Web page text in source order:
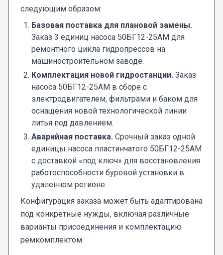
следующим образом:
Базовая поставка для плановой замены.
Заказ 3 единиц насоса 50БГ12-25АМ для
ремонтного цикла гидропрессов на
машиностроительном заводе.
Комплектация новой гидростанции. Заказ
насоса 50БГ12-25АМ в сборе с
электродвигателем, фильтрами и баком для
оснащения новой технологической линии
литья под давлением.
Аварийная поставка. Срочный заказ одной
единицы насоса пластинчатого 50БГ12-25АМ
с доставкой «под ключ» для восстановления
работоспособности буровой установки в
удаленном регионе.
Конфигурация заказа может быть адаптирована
под конкретные нужды, включая различные
варианты присоединения и комплектацию
ремкомплектом.